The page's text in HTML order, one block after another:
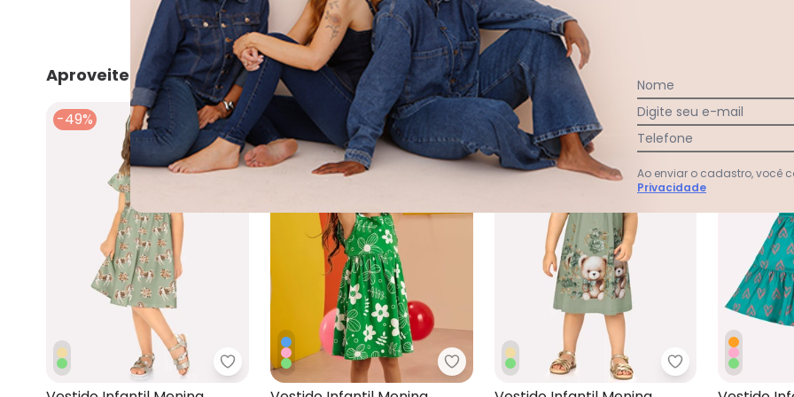
Aproveite e compre junto
-49%
Milon - Vestido Infantil Menina Cavalinhos Verde
-55%
Kyly - Vestido Infantil Menina Flores Verde
-45%
Milon - Vestido
-60%
Nome
Digite seu e-mail
Telefone
Ao enviar o cadastro, você
Privacidade